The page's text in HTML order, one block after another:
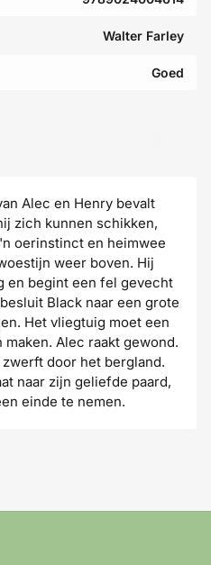
Walter Farley
Goed
Alec en Henry bevalt
zich kunnen schikken,
oerinstinct en heimwee
weer boven. Hij
en begint een fel gevecht
Black naar een grote
Het vliegtuig moet een
Alec raakt gewond.
door het bergland.
naar zijn geliefde paard,
einde te nemen.